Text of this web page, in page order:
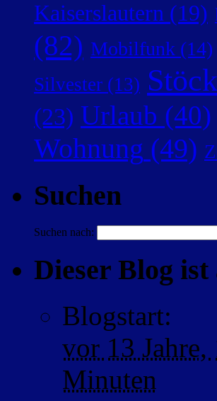
Kaiserslautern (19)
(82) Mobilfunk (14)
Silvester (13)
(23) Urlaub (40)
Wohnung (49)
Suchen
Suchen nach:
Dieser Blog ist
Blogstart:
vor 13 Jahre,
Minuten